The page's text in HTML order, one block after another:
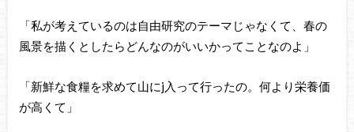
「私が考えているのは自由研究のテーマじゃなくて、春の
風景を描くとしたらどんなのがいいかってことなのよ」
「新鮮な食糧を求めて山にj入って行ったの。何より栄養価
が高くて」